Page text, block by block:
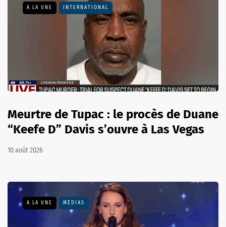
A LA UNE INTERNATIONAL
Meurtre de Tupac : le procès de Duane
“Keefe D” Davis s’ouvre à Las Vegas
10 août 2026
A LA UNE MÉDIAS